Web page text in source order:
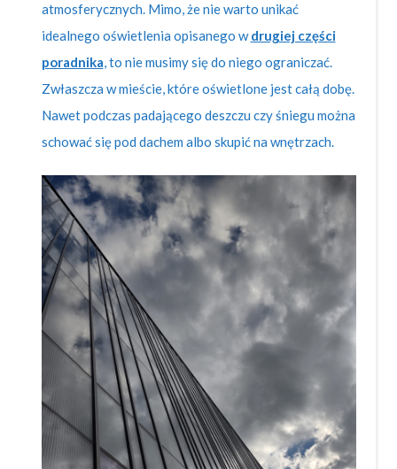
atmosferycznych. Mimo, że nie warto unikać
idealnego oświetlenia opisanego wdrugiej części
poradnika,to nie musimy się do niego ograniczać.
Zwłaszcza w mieście, które oświetlone jest całą dobę.
Nawet podczas padającego deszczu czy śniegu można
schować się pod dachem albo skupić na wnętrzach.